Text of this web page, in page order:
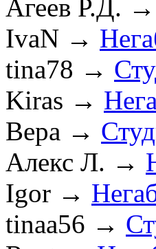
Агеев Р.Д. →
IvaN →
tina78 →
Kiras →
Вера →
Алекс Л. →
Igor →
tinaa56 →